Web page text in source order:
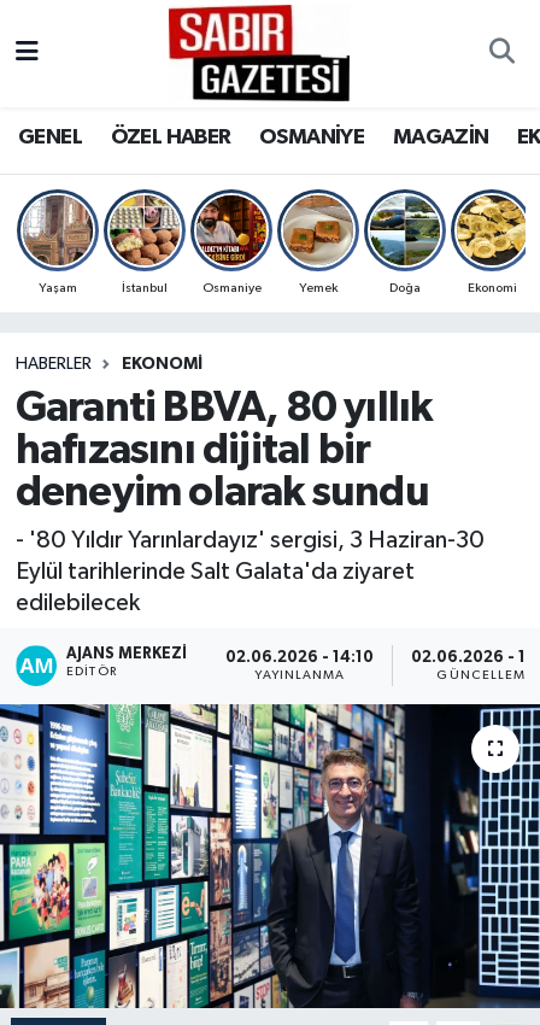
GENEL ÖZEL HABER OSMANİYE MAGAZİN
Yaşam İstanbul Osmaniye Yemek Doğa Ekonomi
HABERLER EKONOMI
Garanti BBVA, 80 yıllık
hafızasını dijital bir
deneyim olarak sundu
- '80 Yıldır Yarınlardayız' sergisi, 3 Haziran-30
Eylül tarihlerinde Salt Galata'da ziyaret
edilebilecek
AJANS MERKEZI
EDITÖR
02.06.2026 - 14:10
YAYINLANMA
02.06.2026 -
GÜNCELLEME
OSMANİYE
MAGAZİN
SPOR
RESMİ İLANLAR
Osmaniye Nöbetçi Eczaneler
Osmaniye Trafik Yoğunluk Haritası
Süper Lig Puan Durumu ve Fikstür
Son Dakika Haberleri
Haber Arşivi